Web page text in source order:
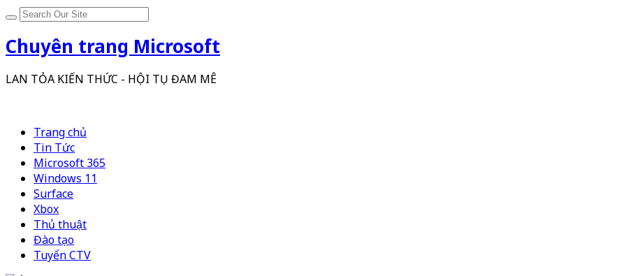
Chuyên trang Microsoft
LAN TỎA KIẾN THỨC - HỘI TỤ ĐAM MÊ
Trang chủ
Tin Tức
Microsoft 365
Windows 11
Surface
Xbox
Thủ thuật
Đào tạo
Tuyển CTV